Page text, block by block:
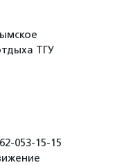
ТГУ
053-15-15